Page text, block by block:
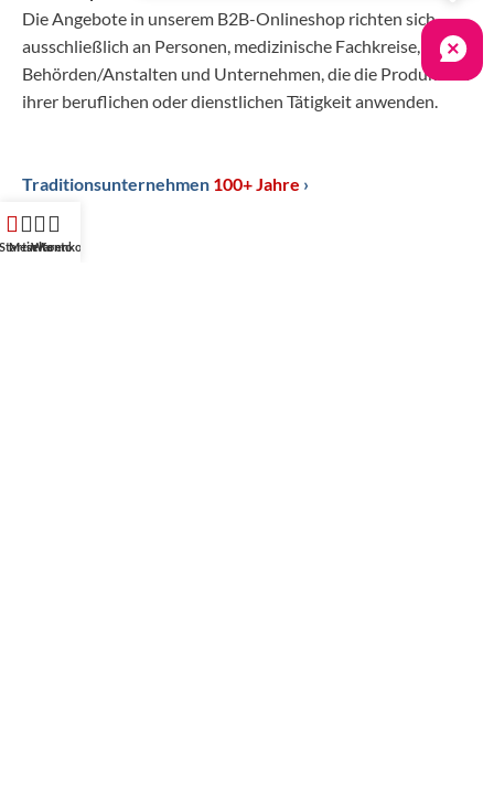
Die Angebote in unserem B2B-Onlineshop richten sich
ausschließlich an Personen, medizinische Fachkreise,
Behörden/Anstalten und Unternehmen, die die Produkte in
ihrer beruflichen oder dienstlichen Tätigkeit anwenden.
Traditionsunternehmen 100+ Jahre ›
Startseite
Mein Konto
Warenkorb